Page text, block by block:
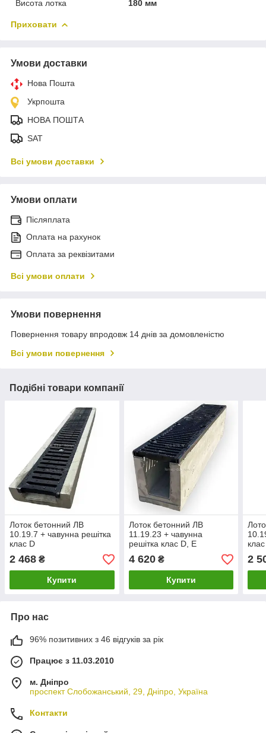
Висота лотка
180 мм
Приховати
Умови доставки
Нова Пошта
Укрпошта
НОВА ПОШТА
SAT
Всі умови доставки
Умови оплати
Післяплата
Оплата на рахунок
Оплата за реквізитами
Всі умови оплати
Умови повернення
Повернення товару впродовж 14 днів за домовленістю
Всі умови повернення
Подібні товари компанії
Лоток бетонний ЛВ
10.19.7 + чавунна решітка
клас D
2 468 ₴
Купити
Лоток бетонний ЛВ
11.19.23 + чавунна
решітка клас D, E
4 620₴
Купити
2
Про нас
96% позитивних з 46 відгуків за рік
Працює з 11.03.2010
м. Дніпро
проспект Слобожанський, 29, Дніпро, Україна
Контакти